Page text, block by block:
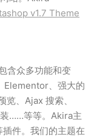
含众多功能和变
Elementor、强大的
、Ajax 搜索、
……等等。Akira主
件。我们的主题在